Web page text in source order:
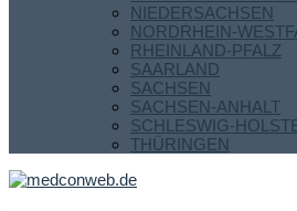
NIEDERSACHSEN
NORDRHEIN-
RHEINLAND-PFALZ
SAARLAND
SACHSEN
SACHSEN-ANHALT
SCHLESWIG-
THÜRINGEN